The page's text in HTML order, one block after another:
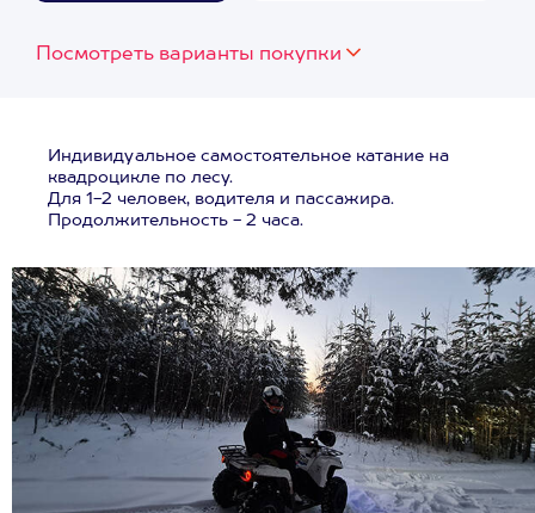
Посмотреть варианты покупки
Индивидуальное самостоятельное катание на
квадроцикле по лесу.
Для 1-2 человек, водителя и пассажира.
Продолжительность - 2 часа.